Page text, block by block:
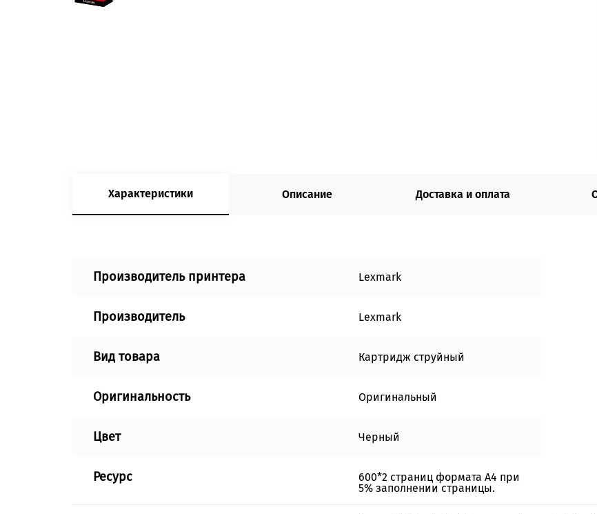
Характеристики Описание Доставка и оплата
Производитель принтера Lexmark
Производитель Lexmark
Вид товара Картридж струйный
Оригинальность Оригинальный
Цвет Черный
Ресурс
600*2 страниц формата А4 при
5% заполнении страницы.